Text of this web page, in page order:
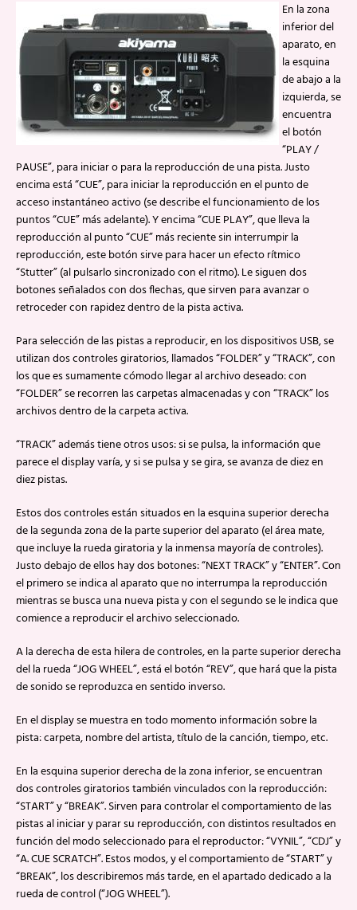
En la zona
inferior del
aparato, en
la esquina
de abajo a la
izquierda, se
encuentra
el botón
“PLAY /
PAUSE”, para iniciar o para la reproducción de una pista. Justo
encima está “CUE”, para iniciar la reproducción en el punto de
acceso instantáneo activo (se describe el funcionamiento de los
puntos “CUE” más adelante). Y encima “CUE PLAY”, que lleva la
reproducción al punto “CUE” más reciente sin interrumpir la
reproducción, este botón sirve para hacer un efecto rítmico
“Stutter” (al pulsarlo sincronizado con el ritmo). Le siguen dos
botones señalados con dos flechas, que sirven para avanzar o
retroceder con rapidez dentro de la pista activa.
Para selección de las pistas a reproducir, en los dispositivos USB, se
utilizan dos controles giratorios, llamados “FOLDER” y “TRACK”, con
los que es sumamente cómodo llegar al archivo deseado: con
“FOLDER” se recorren las carpetas almacenadas y con “TRACK” los
archivos dentro de la carpeta activa.
“TRACK” además tiene otros usos: si se pulsa, la información que
parece el display varía, y si se pulsa y se gira, se avanza de diez en
diez pistas.
Estos dos controles están situados en la esquina superior derecha
de la segunda zona de la parte superior del aparato (el área mate,
que incluye la rueda giratoria y la inmensa mayoría de controles).
Justo debajo de ellos hay dos botones: “NEXT TRACK” y “ENTER”. Con
el primero se indica al aparato que no interrumpa la reproducción
mientras se busca una nueva pista y con el segundo se le indica que
comience a reproducir el archivo seleccionado.
A la derecha de esta hilera de controles, en la parte superior derecha
del la rueda “JOG WHEEL”, está el botón “REV”, que hará que la pista
de sonido se reproduzca en sentido inverso.
En el display se muestra en todo momento información sobre la
pista: carpeta, nombre del artista, título de la canción, tiempo, etc.
En la esquina superior derecha de la zona inferior, se encuentran
dos controles giratorios también vinculados con la reproducción:
“START” y “BREAK”. Sirven para controlar el comportamiento de las
pistas al iniciar y parar su reproducción, con distintos resultados en
función del modo seleccionado para el reproductor: “VYNIL”, “CDJ” y
“A. CUE SCRATCH”. Estos modos, y el comportamiento de “START” y
“BREAK”, los describiremos más tarde, en el apartado dedicado a la
rueda de control (“JOG WHEEL”).